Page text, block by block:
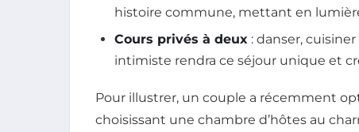
histoire commune, mettant en
Cours privés à deux : danser,
intimiste rendra ce séjour unique et
Pour illustrer, un couple a récemment
choisissant une chambre d’hôtes au